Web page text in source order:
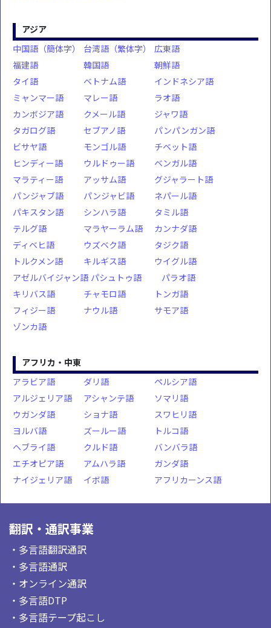
アジア
中国語（簡体字）
台湾語（繁体字）
広東語
福建語
韓国語
朝鮮語
タイ語
ベトナム語
インドネシア語
ミャンマー語
マレー語
ラオ語
カンボジア語
クメール語
ジャワ語
タガログ語
セブアノ語
パンパンガン語
ビサヤ語
モンゴル語
チベット語
ヒンディー語
ウルドゥー語
ベンガル語
マラティー語
アッサム語
グジャラート語
パンジャブ語
パンジャビ語
ネパール語
パキスタン語
シンハラ語
タミル語
テルグ語
マラヤーラム語
カンナダ語
ディベヒ語
ウズベク語
タジク語
トルクメン語
キルギス語
ウイグル語
アゼルバイジャン語 パシュトゥ語
パラオ語
キリバス語
チャモロ語
トンガ語
フィジー語
ナウル語
サモア語
ゾンカ語
アフリカ・中東
アラビア語
ダリ語
ペルシア語
アルジェリア語
アシャンテ語
ソマリ語
ウガンダ語
ショナ語
スワヒリ語
ヨルバ語
ズールー語
トルコ語
ヘブライ語
クルド語
バンバラ語
エチオピア語
アムハラ語
ガンダ語
ナイジェリア語
イボ語 アフリカーンス語